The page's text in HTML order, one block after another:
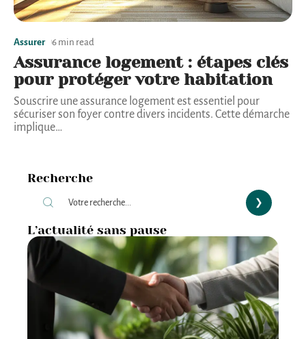
Assurer 6 min read
Assurance logement : étapes clés
pour protéger votre habitation
Souscrire une assurance logement est essentiel pour
sécuriser son foyer contre divers incidents. Cette démarche
implique…
Recherche
L’actualité sans pause